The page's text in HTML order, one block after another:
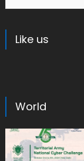
Like us
World